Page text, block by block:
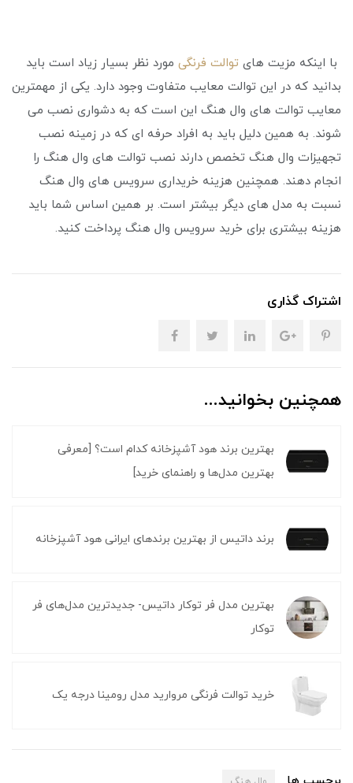
با اینکه مزیت های توالت فرنگی مورد نظر بسیار زیاد است باید
بدانید که در این توالت معایب متفاوت وجود دارد. یکی از مهمترین
معایب توالت های وال هنگ این است که به دشواری نصب می
شوند. به همین دلیل باید به افراد حرفه ای که در زمینه نصب
تجهیزات وال هنگ تخصص دارند نصب توالت های وال هنگ را
انجام دهند. همچنین هزینه خریداری سرویس های وال هنگ
نسبت به مدل های دیگر بیشتر است. بر همین اساس شما باید
هزینه بیشتری برای خرید سرویس وال هنگ پرداخت کنید.
اشتراک گذاری
همچنین بخوانید...
بهترین برند هود آشپزخانه کدام است؟ [معرفی
بهترین مدل‌ها و راهنمای خرید]
برند داتیس از بهترین برندهای ایرانی هود آشپزخانه
بهترین مدل فر توکار داتیس- جدیدترین مدل‌های فر
توکار
خرید توالت فرنگی مروارید مدل رومینا درجه یک